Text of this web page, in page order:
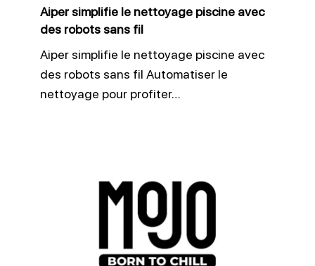
Aiper simplifie le nettoyage piscine avec
des robots sans fil
Aiper simplifie le nettoyage piscine avec
des robots sans fil Automatiser le
nettoyage pour profiter…